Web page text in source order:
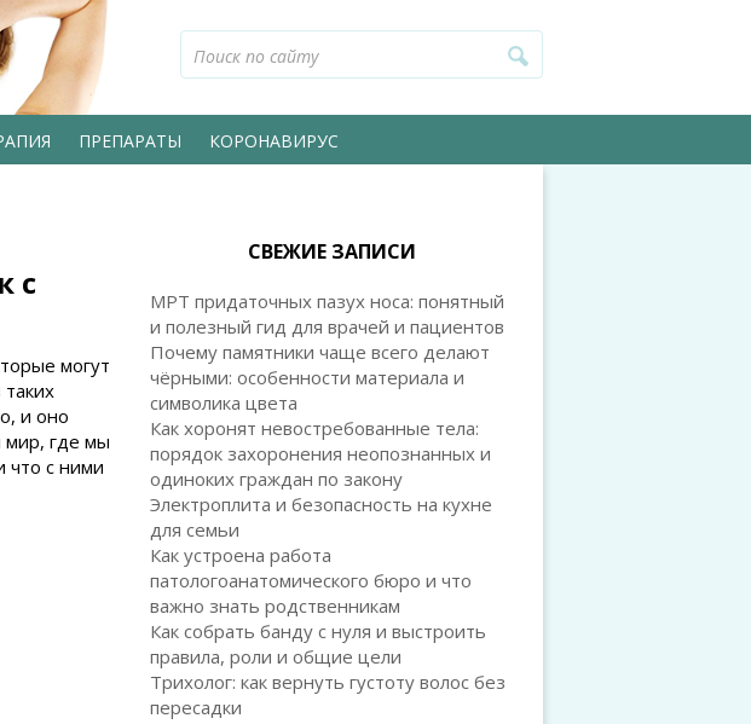
ПРЕПАРАТЫ КОРОНАВИРУС
с
могут
и оно
мир, где мы
что с ними
СВЕЖИЕ ЗАПИСИ
МРТ придаточных пазух носа: понятный
и полезный гид для врачей и пациентов
Почему памятники чаще всего делают
чёрными: особенности материала и
символика цвета
Как хоронят невостребованные тела:
порядок захоронения неопознанных и
одиноких граждан по закону
Электроплита и безопасность на кухне
для семьи
Как устроена работа
патологоанатомического бюро и что
важно знать родственникам
Как собрать банду с нуля и выстроить
правила, роли и общие цели
Трихолог: как вернуть густоту волос без
пересадки